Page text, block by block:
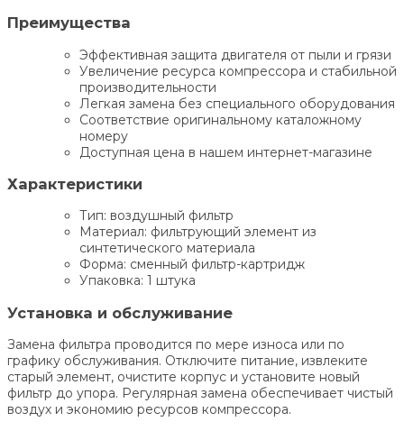
Преимущества
Эффективная защита двигателя от пыли и грязи
Увеличение ресурса компрессора и стабильной
производительности
Легкая замена без специального оборудования
Соответствие оригинальному каталожному
номеру
Доступная цена в нашем интернет-магазине
Характеристики
Тип: воздушный фильтр
Материал: фильтрующий элемент из
синтетического материала
Форма: сменный фильтр-картридж
Упаковка: 1 штука
Установка и обслуживание
Замена фильтра проводится по мере износа или по
графику обслуживания. Отключите питание, извлеките
старый элемент, очистите корпус и установите новый
фильтр до упора. Регулярная замена обеспечивает чистый
воздух и экономию ресурсов компрессора.